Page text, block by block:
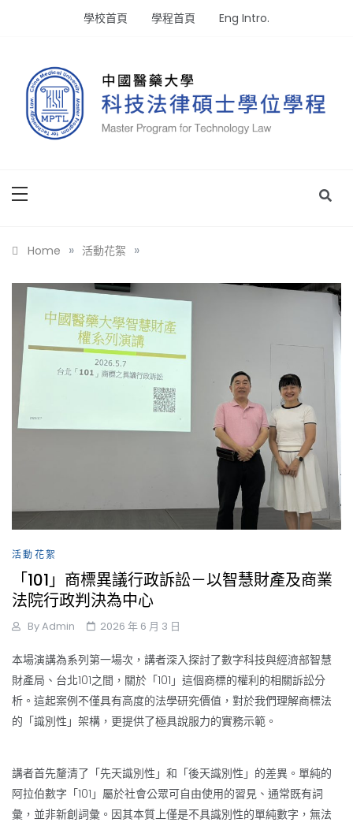
學校首頁 學程首頁 Eng Intro.
Home » 活動花絮 »
活動花絮
「101」商標異議行政訴訟－以智慧財產及商業
法院行政判決為中心
ByAdmin 2026 年 6 月 3 日
本場演講為系列第一場次，講者深入探討了數字科技與經濟部智慧
財產局、台北101之間，關於「101」這個商標的權利的相關訴訟分
析。這起案例不僅具有高度的法學研究價值，對於我們理解商標法
的「識別性」架構，更提供了極具說服力的實務示範。
講者首先釐清了「先天識別性」和「後天識別性」的差異。單純的
阿拉伯數字「101」屬於社會公眾可自由使用的習見、通常既有詞
彙，並非新創詞彙。因其本質上僅是不具識別性的單純數字，無法